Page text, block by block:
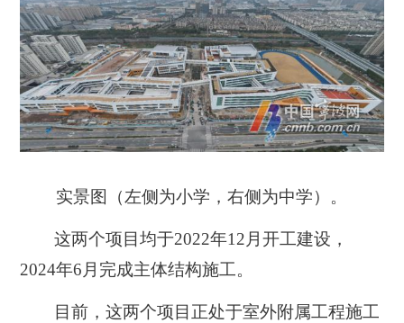
实景图（左侧为小学，右侧为中学）。
这两个项目均于2022年12月开工建设，
2024年6月完成主体结构施工。
目前，这两个项目正处于室外附属工程施工